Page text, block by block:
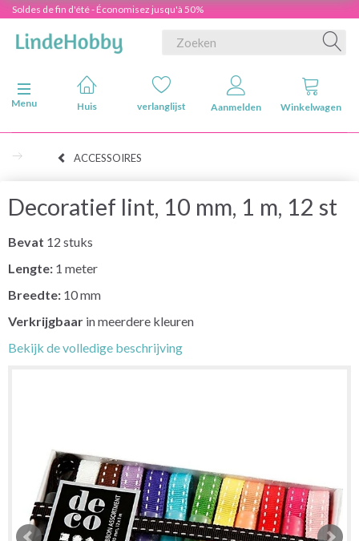
Soldes de fin d'été - Économisez jusqu'à 50%
Navigatie in-/uitschakelen
Menu
Huis verlanglijst Aanmelden Winkelwagen
ACCESSOIRES
Decoratief lint, 10 mm, 1 m, 12 st
Bevat 12 stuks
Lengte: 1 meter
Breedte: 10 mm
Verkrijgbaar in meerdere kleuren
Bekijk de volledige beschrijving